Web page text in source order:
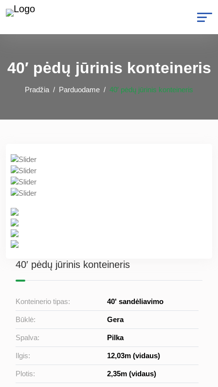
40′ pėdų jūrinis konteineris
Pradžia Parduodame 40′ pėdų jūrinis konteineris
40′ pėdų jūrinis konteineris
Konteinerio tipas: 40' sandėliavimo
Būklė: Gera
Spalva: Pilka
Ilgis: 12,03m (vidaus)
Plotis: 2,35m (vidaus)